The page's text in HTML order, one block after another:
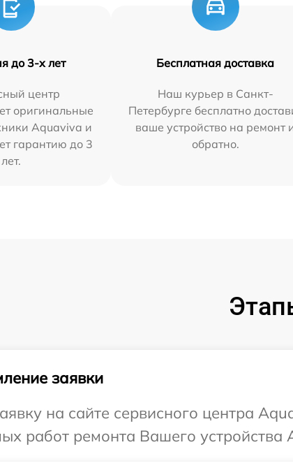
до 3-х лет
центр
оригинальные
Aquaviva и
гарантию до 3
лет.
Бесплатная доставка
Наш курьер в Санкт-
Петербурге бесплатно
ваше устройство на ремонт
обратно.
заявки
на сайте сервисного центра
работ ремонта Вашего устройства